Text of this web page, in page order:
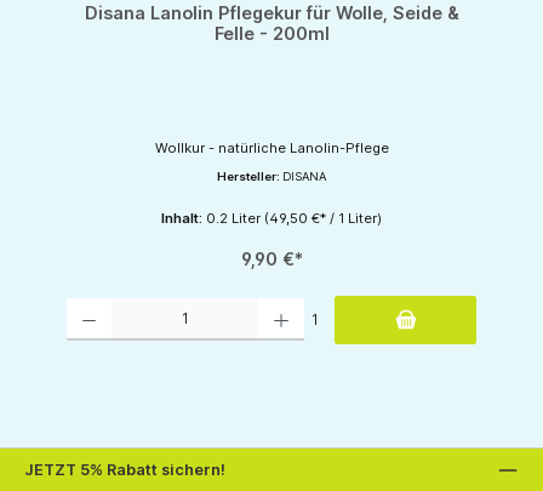
Disana Lanolin Pflegekur für Wolle, Seide &
Felle - 200ml
Wollkur - natürliche Lanolin-Pflege
Hersteller: DISANA
Inhalt: 0.2 Liter (49,50 €* / 1 Liter)
9,90 €*
1
JETZT 5% Rabatt sichern!